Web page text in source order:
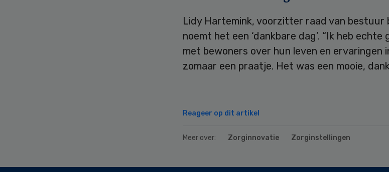
Lidy Hartemink, voorzitter raad van bestuur
noemt het een ‘dankbare dag’. “Ik heb
met bewoners over hun leven en ervaringen
zomaar een praatje. Het was een mooie,
Reageer op dit artikel
Meer over: Zorginnovatie Zorginstellingen